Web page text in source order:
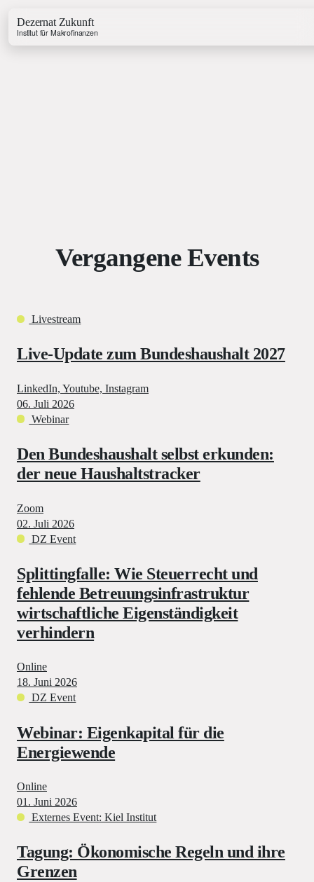
Dezernat Zukunft
Institut für Makrofinanzen
Investitionstracker
Vergangene Events
Livestream
Live-Update zum Bundeshaushalt 2027
LinkedIn, Youtube, Instagram
06. Juli 2026
Webinar
Den Bundeshaushalt selbst erkunden:
der neue Haushaltstracker
Zoom
02. Juli 2026
DZ Event
Splittingfalle: Wie Steuerrecht und
fehlende Betreuungsinfrastruktur
wirtschaftliche Eigenständigkeit
verhindern
Online
18. Juni 2026
DZ Event
Webinar: Eigenkapital für die
Energiewende
Online
01. Juni 2026
Externes Event: Kiel Institut
Tagung: Ökonomische Regeln und ihre
Grenzen